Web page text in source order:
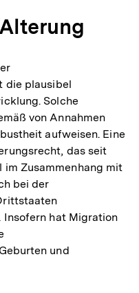
die plausibel
Solche
von Annahmen
aufweisen. Eine
das seit
Zusammenhang mit
bei der
hat Migration
und